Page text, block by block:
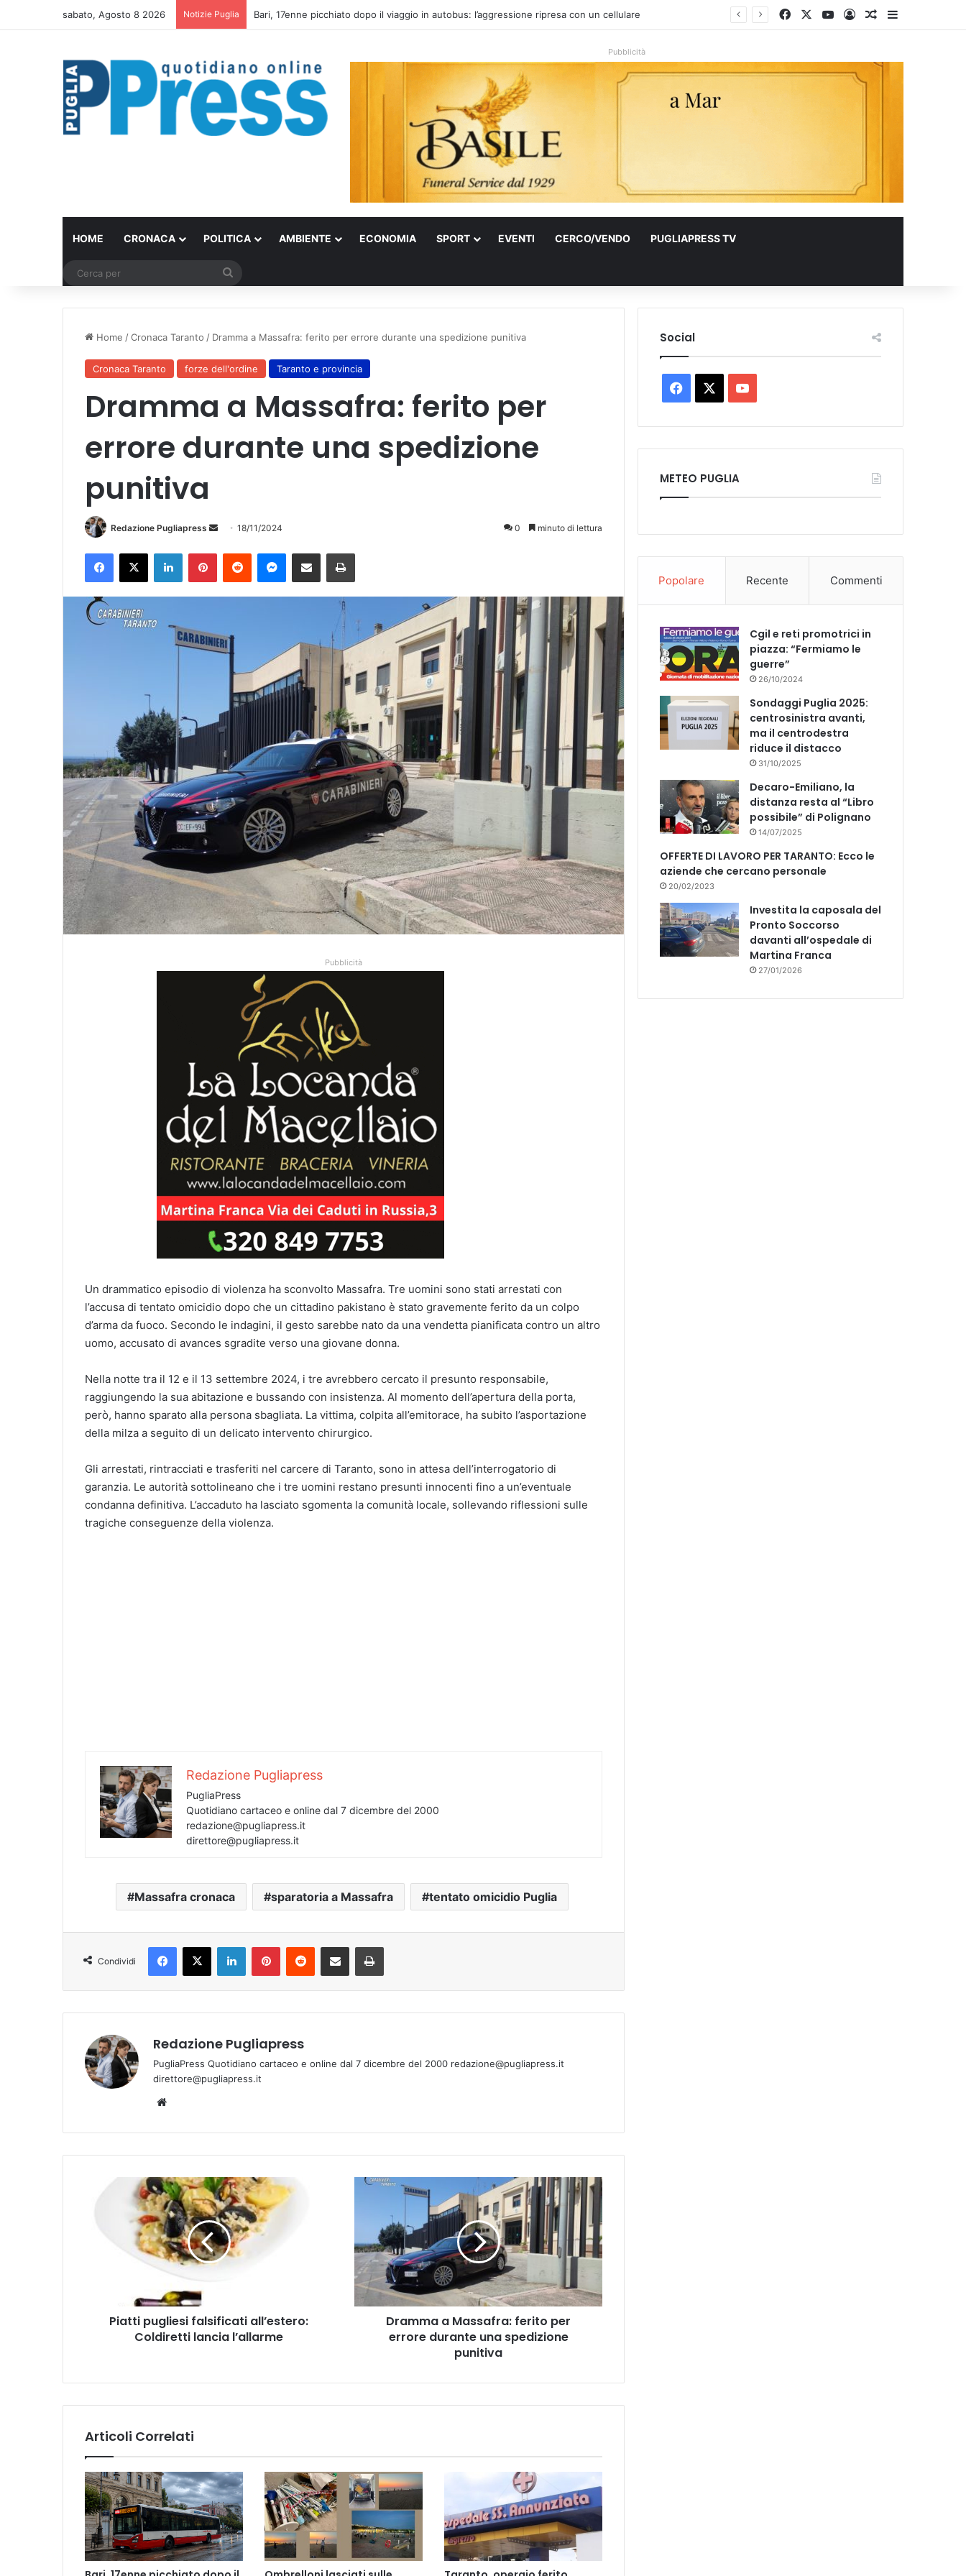
sabato, Agosto 8 2026 Notizie Puglia Un set internazionale arriva sulla costa di Mattinata: scattano i divieti alla Baia dei Faraglioni FacebookYou Tube
AccediUn articolo a
Barra
Pubblicità
HOME CRONACA POLITICA AMBIENTE ECONOMIA SPORT EVENTI CERCO/VENDO PUGLIAPRESS TV
Home /Cronaca Taranto / Dramma a Massafra: ferito per errore durante una spedizione punitiva
Cronaca Taranto forze dell'ordine Taranto e provincia
Dramma a Massafra: ferito per
errore durante una spedizione
punitiva
Redazione Pugliapress
Invia 18/11/2024 0 minuto di lettura
Facebook
X LinkedInPinterestReddit Messenger
Condividi via mail Stampa
Pubblicità
Un drammatico episodio di violenza ha sconvolto Massafra. Tre uomini sono stati arrestati con
l’accusa di tentato omicidio dopo che un cittadino pakistano è stato gravemente ferito da un colpo
d’arma da fuoco. Secondo le indagini, il gesto sarebbe nato da una vendetta pianificata contro un altro
uomo, accusato di avances sgradite verso una giovane donna.
Nella notte tra il 12 e il 13 settembre 2024, i tre avrebbero cercato il presunto responsabile,
raggiungendo la sua abitazione e bussando con insistenza. Al momento dell’apertura della porta,
però, hanno sparato alla persona sbagliata. La vittima, colpita all’emitorace, ha subito l’asportazione
della milza a seguito di un delicato intervento chirurgico.
Gli arrestati, rintracciati e trasferiti nel carcere di Taranto, sono in attesa dell’interrogatorio di
garanzia. Le autorità sottolineano che i tre uomini restano presunti innocenti fino a un’eventuale
condanna definitiva. L’accaduto ha lasciato sgomenta la comunità locale, sollevando riflessioni sulle
tragiche conseguenze della violenza.
Redazione Pugliapress
PugliaPress
Quotidiano cartaceo e online dal 7 dicembre del 2000
redazione@pugliapress.it
direttore@pugliapress.it
Massafra cronaca sparatoria a Massafra tentato omicidio Puglia
Condividi
Facebook
X LinkedInPinterestReddit Condividi via mail Stampa
Redazione Pugliapress
PugliaPress Quotidiano cartaceo e online dal 7 dicembre del 2000 redazione@pugliapress.it
direttore@pugliapress.it
Piatti pugliesi falsificati all’estero:
Coldiretti lancia l’allarme
Dramma
Massafra:
per
errore
durante
una
spedizione
punitivaDramma a Massafra: ferito per
errore durante una spedizione
punitiva
Articoli Correlati
Social
Facebook You
METEO PUGLIA
Popolare Recente Commenti
Cgil e reti promotrici in
piazza: “Fermiamo le
guerre”
26/10/2024
Sondaggi Puglia 2025:
centrosinistra avanti,
ma il centrodestra
riduce il distacco
31/10/2025
Decaro-Emiliano, la
distanza resta al “Libro
possibile” di Polignano
14/07/2025
OFFERTE DI LAVORO PER TARANTO: Ecco le
aziende che cercano personale
20/02/2023
Investita la caposala del
Pronto Soccorso
davanti all’ospedale di
Martina Franca
27/01/2026